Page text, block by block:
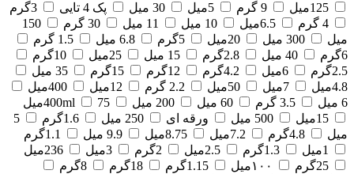
125میل
9 گرم 5میل 30 میل پک 4 تایی
3گرم
4 گرم
6.5میل 10 میل 11 میل 30 گرم
150
میل
300 میل 20میل 5گرم 6.8 میل
1.5 گرم
6گرم
40 میل 2.8گرم 15 میل 25میل
10گرم
2.5گرم
6میل 4.2گرم 12گرم 15گرم
35 میل
4.8میل
7میل 50میل 2.2 گرم 12میل
400میل
6 میل
3.5 گرم 60 میل 200 میل 400ml
75میل
15میل
500 میل ورقه ای 250 میل 1.6گرم
5
میل
4.8گرم 7.2میل 8.75میل 9.9 میل
1.1گرم
1میل
1.3گرم 2.5میل 2گرم 3میل
236میل
25گرم
۱۰۰میل 1.15گرم 18گرم
8گرم